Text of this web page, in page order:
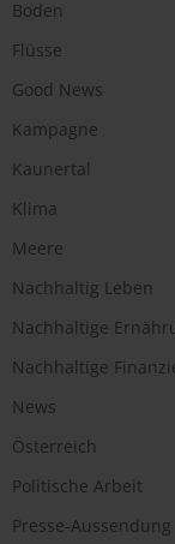
Boden
Flüsse
Good News
Kampagne
Kaunertal
Klima
Meere
Nachhaltig Leben
Nachhaltige
Nachhaltige
News
Österreich
Politische Arbeit
Presse-Aussendung